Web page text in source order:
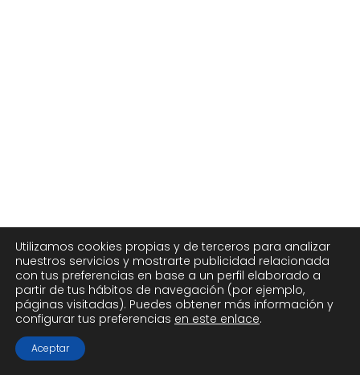
Utilizamos cookies propias y de terceros para analizar
nuestros servicios y mostrarte publicidad relacionada
con tus preferencias en base a un perfil elaborado a
partir de tus hábitos de navegación (por ejemplo,
páginas visitadas). Puedes obtener más información y
configurar tus preferencias en este enlace.
Aceptar